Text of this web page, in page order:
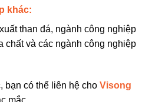
khác:
than đá, ngành công nghiệp
chất và các ngành công nghiệp
bạn có thể liên hệ cho Visong